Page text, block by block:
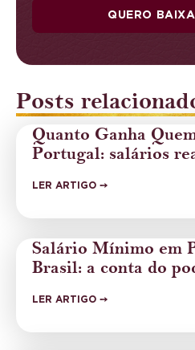
QUERO
Posts
Quanto Ganha
Portugal: salários
LER ARTIGO ➙
Salário Mínimo em
Brasil: a conta do
LER ARTIGO ➙